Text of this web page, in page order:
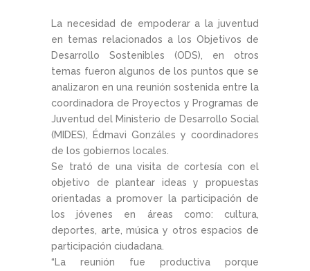
La necesidad de empoderar a la juventud
en temas relacionados a los Objetivos de
Desarrollo Sostenibles (ODS), en otros
temas fueron algunos de los puntos que se
analizaron en una reunión sostenida entre la
coordinadora de Proyectos y Programas de
Juventud del Ministerio de Desarrollo Social
(MIDES), Édmavi Gonzáles y coordinadores
de los gobiernos locales.
Se trató de una visita de cortesía con el
objetivo de plantear ideas y propuestas
orientadas a promover la participación de
los jóvenes en áreas como: cultura,
deportes, arte, música y otros espacios de
participación ciudadana.
“La reunión fue productiva porque